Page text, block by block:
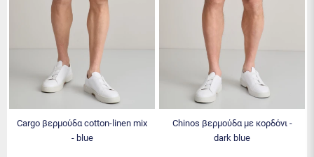
cargo βερμούδα cotton-linen mix
- blue
chinos βερμούδα με κορδόνι -
dark blue